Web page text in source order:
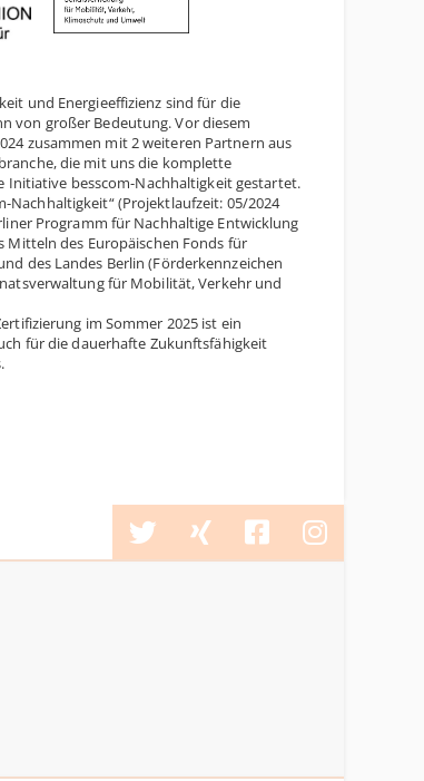
und Energieeffizienz sind für die
von großer Bedeutung. Vor diesem
zusammen mit 2 weiteren Partnern aus
die mit uns die komplette
Initiative besscom-Nachhaltigkeit gestartet.
Nachhaltigkeit“ (Projektlaufzeit: 05/2024
Programm für Nachhaltige Entwicklung
Mitteln des Europäischen Fonds für
des Landes Berlin (Förderkennzeichen
für Mobilität, Verkehr und
im Sommer 2025 ist ein
für die dauerhafte Zukunftsfähigkeit